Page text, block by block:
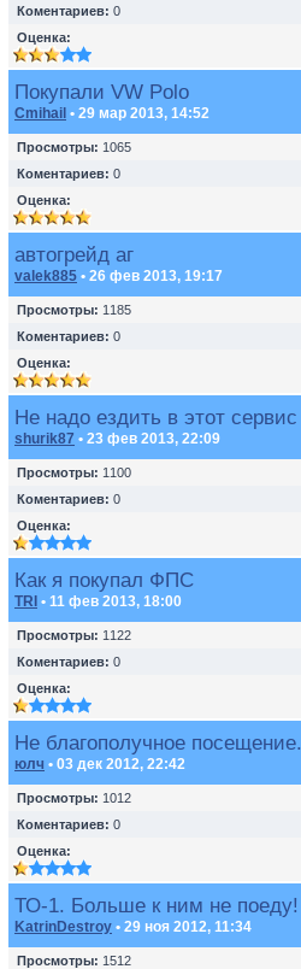
Коментариев: 0
Оценка:
Покупали VW Polo
Cmihail • 29 мар 2013, 14:52
Просмотры: 1065
Коментариев: 0
Оценка:
автогрейд аг
valek885 • 26 фев 2013, 19:17
Просмотры: 1185
Коментариев: 0
Оценка:
Не надо ездить в этот сервис
shurik87 • 23 фев 2013, 22:09
Просмотры: 1100
Коментариев: 0
Оценка:
Как я покупал ФПС
TRI • 11 фев 2013, 18:00
Просмотры: 1122
Коментариев: 0
Оценка:
Не благополучное посещение.
юлч • 03 дек 2012, 22:42
Просмотры: 1012
Коментариев: 0
Оценка:
ТО-1. Больше к ним не поеду!
KatrinDestroy • 29 ноя 2012, 11:34
Просмотры: 1512